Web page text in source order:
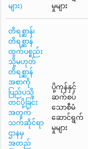
များ)
မှုများ
တိရစ္ဆာန်၊
တိရစ္ဆာန်
ထွက်ပစ္စည်း
သို့မဟုတ်
တိရစ္ဆာန်
အစာကို
ပြည်ပသို့
တင်ပို့ခြင်း
အတွက်
သက်ဆိုင်ရာ
ဌာနမှ
အတည်
ပို့ကုန်နှင့်
ဆက်စပ်
သောစီမံ
ဆောင်ရွက်
မှုများ